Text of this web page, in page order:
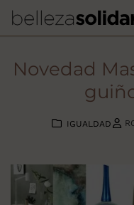
Novedad
IGUALDAD